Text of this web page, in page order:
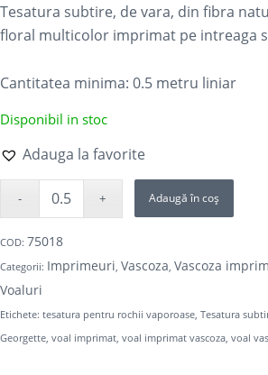
unei
singure
Tesatura subtire, de vara, din fibra
floral multicolor imprimat pe intreaga
Cantitatea minima: 0.5 metru liniar
Disponibil in stoc
Adauga la favorite
Adaugă în coș
COD: 75018
Categorii: Imprimeuri Vascoza Vascoza
Voaluri
Etichete: tesatura pentru rochii vaporoase Tesatura
Georgette voal imprimat voal imprimat vascoza voal